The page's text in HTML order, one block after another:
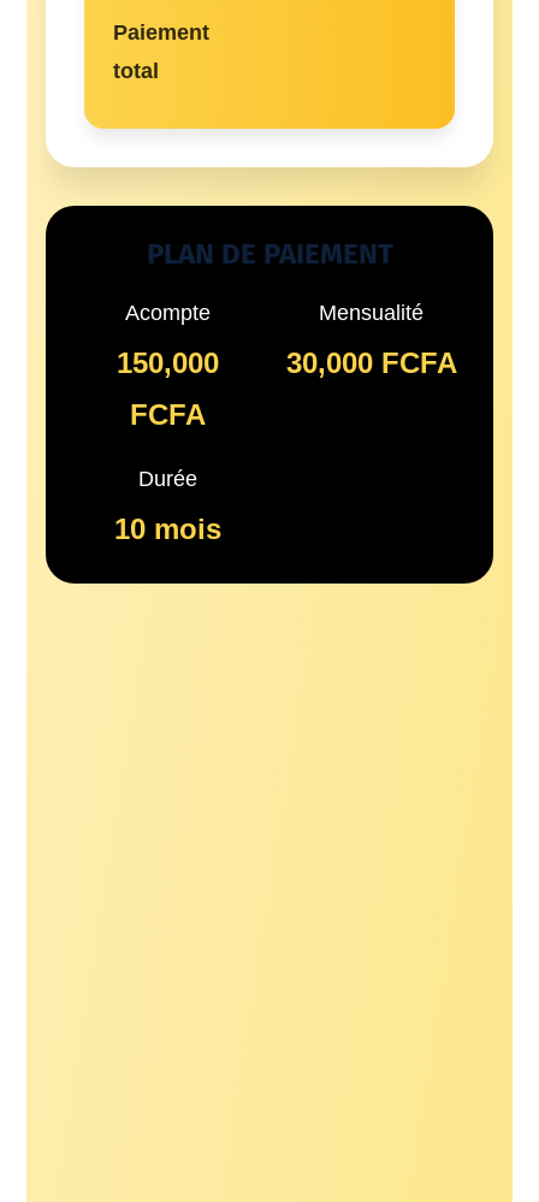
Paiement
total
PLAN DE PAIEMENT
Acompte
150,000
FCFA
Mensualité
30,000 FCFA
Durée
10 mois